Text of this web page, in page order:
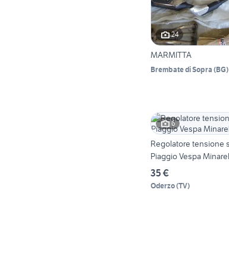
24
MARMITTA
Brembate di Sopra (BG)
6
Regolatore tensione
Piaggio Vespa
35 €
Oderzo(TV)